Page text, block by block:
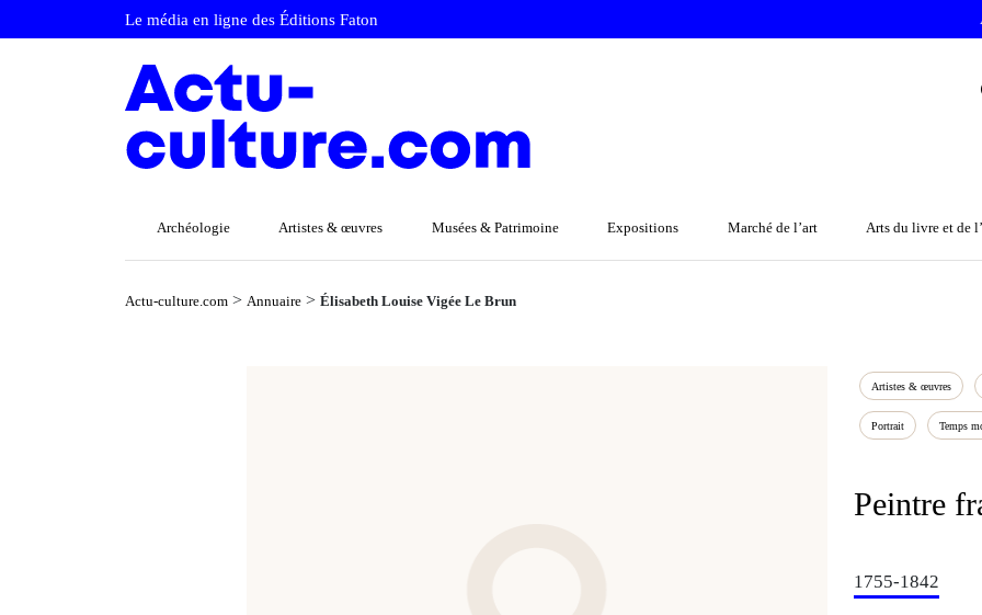
Le média en ligne des Éditions Faton
Archéologie Artistes & œuvres Musées & Patrimoine Expositions Marché de l’art Arts du livre et de
Actu-culture.com > Annuaire > Élisabeth Louise Vigée Le Brun
Artistes & œuvres
Portrait Temps
Peintre
1755-1842